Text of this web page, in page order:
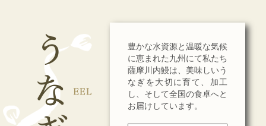
豊かな水資源と温暖な気候
に恵まれた九州にて私たち
薩摩川内鰻は、美味しいう
なぎを大切に育て、加工
し、そして全国の食卓へと
お届けしています。